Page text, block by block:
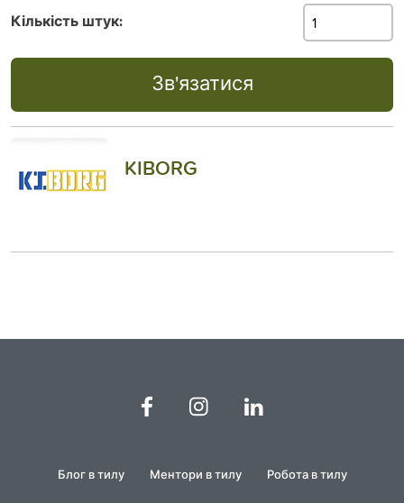
Кількість штук:
Зв'язатися
KIBORG
Блог в тилу Ментори в тилу Робота в тилу